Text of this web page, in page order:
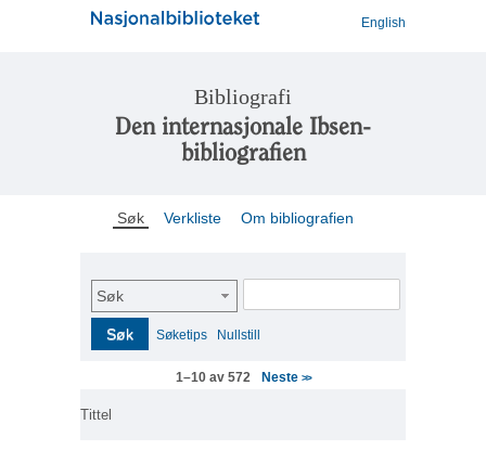
English
Bibliografi
Den internasjonale Ibsen-
bibliografien
Søk Verkliste Om bibliografien
Søk
Søk Søketips Nullstill
1–10 av 572 Neste >>
Tittel